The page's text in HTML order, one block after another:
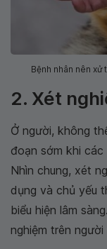
Bệnh nhân nên
2. Xét
Ở người, không
đoạn sớm khi
Nhìn chung, xét
dụng và chủ yếu
biểu hiện lâm
nghiệm trên